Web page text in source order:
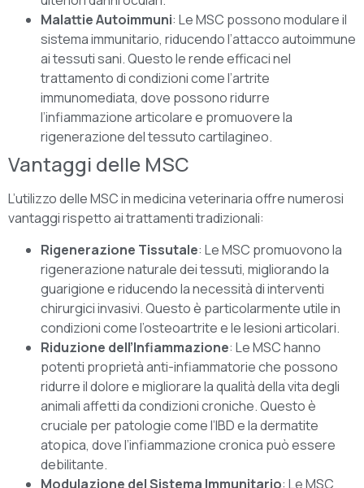
Malattie Autoimmuni: Le MSC possono modulare il
sistema immunitario, riducendo l’attacco autoimmune
ai tessuti sani. Questo le rende efficaci nel
trattamento di condizioni come l’artrite
immunomediata, dove possono ridurre
l’infiammazione articolare e promuovere la
rigenerazione del tessuto cartilagineo.
Vantaggi delle MSC
L’utilizzo delle MSC in medicina veterinaria offre numerosi
vantaggi rispetto ai trattamenti tradizionali:
Rigenerazione Tissutale: Le MSC promuovono la
rigenerazione naturale dei tessuti, migliorando la
guarigione e riducendo la necessità di interventi
chirurgici invasivi. Questo è particolarmente utile in
condizioni come l’osteoartrite e le lesioni articolari.
Riduzione dell’Infiammazione: Le MSC hanno
potenti proprietà anti-infiammatorie che possono
ridurre il dolore e migliorare la qualità della vita degli
animali affetti da condizioni croniche. Questo è
cruciale per patologie come l’IBD e la dermatite
atopica, dove l’infiammazione cronica può essere
debilitante.
Modulazione del Sistema Immunitario: Le MSC